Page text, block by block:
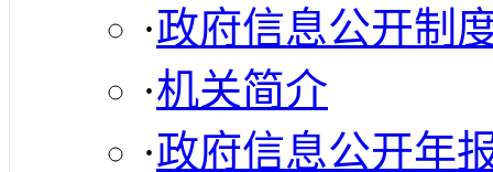
·政府信息公开制
·机关简介
·政府信息公开年